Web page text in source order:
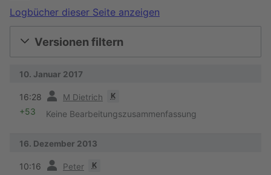
Logbücher dieser Seite anzeigen
Versionen filtern
10. Januar 2017
16:28 M Dietrich K
+53 Keine Bearbeitungszusammenfassung
16. Dezember 2013
10:16 Peter K